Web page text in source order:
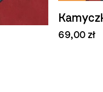
69,00 zł